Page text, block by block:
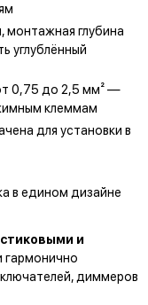
глубина
углублённый
0,75 до 2,5 мм² —
клеммам
для установки в
в едином дизайне
и
гармонично
диммеров